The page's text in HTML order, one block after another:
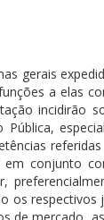
gerais
a elas
incidirão
em conjunto
os respectivos